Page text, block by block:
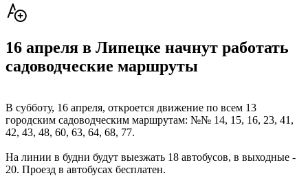
16 апреля в Липецке начнут работать
садоводческие маршруты
В субботу, 16 апреля, откроется движение по всем 13
городским садоводческим маршрутам: №№ 14, 15, 16, 23, 41,
42, 43, 48, 60, 63, 64, 68, 77.
На линии в будни будут выезжать 18 автобусов, в выходные -
20. Проезд в автобусах бесплатен.